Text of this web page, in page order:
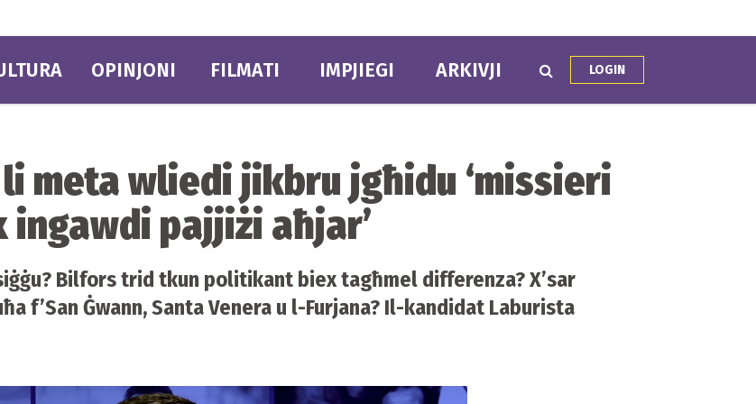
OPINJONI FILMATI IMPJIEGI ARKIVJI LOGIN
meta wliedi jikbru jgħidu ‘missieri
ingawdi pajjiżi aħjar’
Bilfors trid tkun politikant biex tagħmel differenza? X’sar
f’San Ġwann, Santa Venera u l-Furjana? Il-kandidat Laburista